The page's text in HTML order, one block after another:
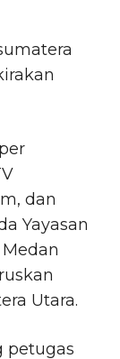
dan
Yayasan
Utara.
petugas